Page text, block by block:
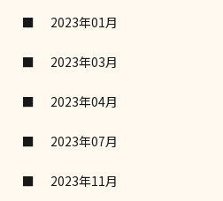
2023年01月
2023年03月
2023年04月
2023年07月
2023年11月